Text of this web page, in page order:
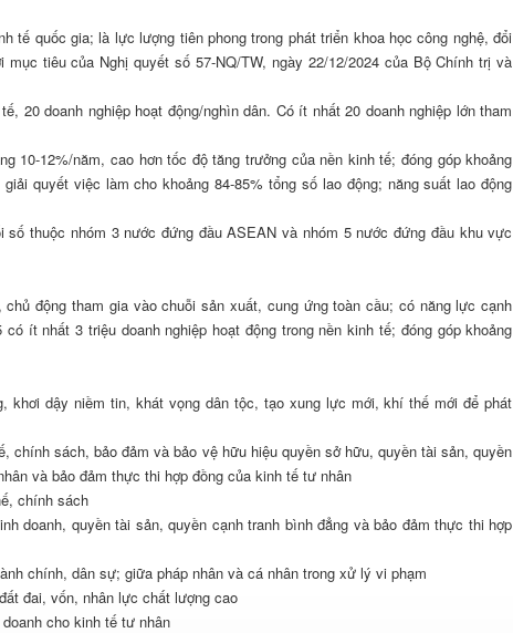
tế quốc gia; là lực lượng tiên phong trong phát triển khoa học công nghệ, đổi
tiêu của Nghị quyết số 57-NQ/TW, ngày 22/12/2024 của Bộ Chính trị và
20 doanh nghiệp hoạt động/nghìn dân. Có ít nhất 20 doanh nghiệp lớn tham
10-12%/năm, cao hơn tốc độ tăng trưởng của nền kinh tế; đóng góp khoảng
quyết việc làm cho khoảng 84-85% tổng số lao động; năng suất lao động
thuộc nhóm 3 nước đứng đầu ASEAN và nhóm 5 nước đứng đầu khu vực
động tham gia vào chuỗi sản xuất, cung ứng toàn cầu; có năng lực cạnh
ít nhất 3 triệu doanh nghiệp hoạt động trong nền kinh tế; đóng góp khoảng
khơi dậy niềm tin, khát vọng dân tộc, tạo xung lực mới, khí thế mới để phát
chính sách, bảo đảm và bảo vệ hữu hiệu quyền sở hữu, quyền tài sản, quyền
và bảo đảm thực thi hợp đồng của kinh tế tư nhân
chính sách
doanh, quyền tài sản, quyền cạnh tranh bình đẳng và bảo đảm thực thi hợp
chính, dân sự; giữa pháp nhân và cá nhân trong xử lý vi phạm
đai, vốn, nhân lực chất lượng cao
cho kinh tế tư nhân